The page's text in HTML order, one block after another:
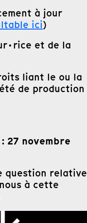
à jour
ici)
et de la
liant le ou la
de production
27 novembre
question relative
à cette